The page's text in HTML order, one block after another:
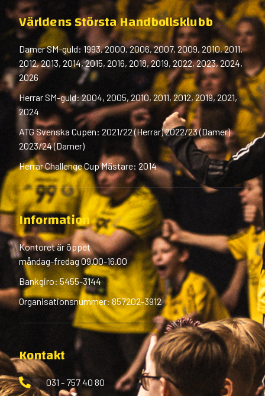
Världens Största Handbollsklubb
Damer SM-guld: 1993, 2000, 2006, 2007, 2009, 2010, 2011,
2012, 2013, 2014, 2015, 2016, 2018, 2019, 2022, 2023, 2024,
2026
Herrar SM-guld: 2004, 2005, 2010, 2011, 2012, 2019, 2021,
2024
ATG Svenska Cupen: 2021/22 (Herrar) 2022/23 (Damer)
2023/24 (Damer)
Herrar Challenge Cup Mästare: 2014
Information
Kontoret är öppet
måndag-fredag 09.00-16.00
Bankgiro: 5455-3144
Organisationsnummer: 857202-3912
Kontakt
031 - 757 40 80